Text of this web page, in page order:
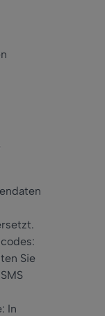
Sie
In